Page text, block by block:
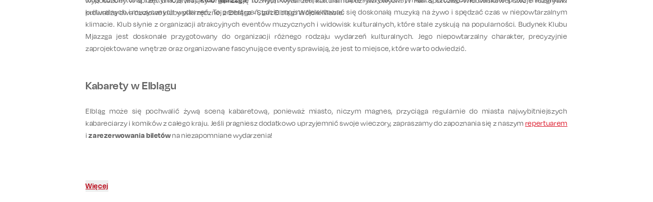
prowadzą dwa czołowe kluby piłki ręcznej z Elbląga - Start Elbląg i Wójcik Meble.
kulturalnych i muzycznych wydarzeń. To przestrzeń, gdzie można delektować się doskonałą muzyką na żywo i spędzać czas w niepowtarzalnym
klimacie. Klub słynie z organizacji atrakcyjnych eventów muzycznych i widowisk kulturalnych, które stale zyskują na popularności. Budynek Klubu
Mjazzga jest doskonale przygotowany do organizacji różnego rodzaju wydarzeń kulturalnych. Jego niepowtarzalny charakter, precyzyjnie
zaprojektowane wnętrze oraz organizowane fascynujące eventy sprawiają, że jest to miejsce, które warto odwiedzić.
Kabarety w Elblągu
Elbląg może się pochwalić żywą sceną kabaretową, ponieważ miasto, niczym magnes, przyciąga regularnie do miasta najwybitniejszych
kabareciarzy i komików z całego kraju. Jeśli pragniesz dodatkowo uprzyjemnić swoje wieczory, zapraszamy do zapoznania się z naszym repertuarem
izarezerwowania biletówna niezapomniane wydarzenia!
Więcej